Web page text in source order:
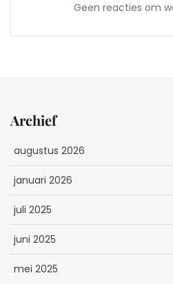
Geen reacties om
Archief
augustus 2026
januari 2026
juli 2025
juni 2025
mei 2025